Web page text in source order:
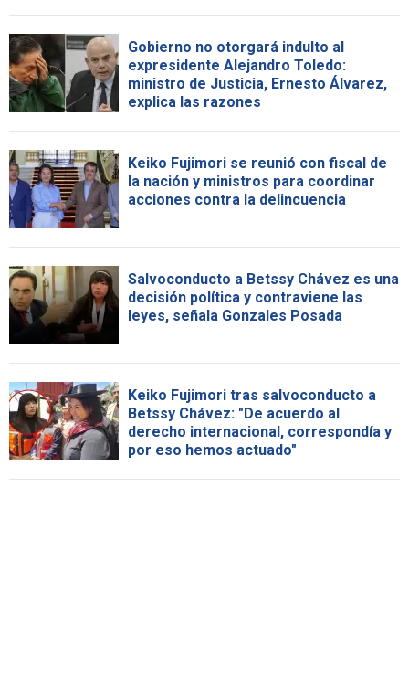
Gobierno no otorgará indulto al
expresidente Alejandro Toledo:
ministro de Justicia, Ernesto Álvarez,
explica las razones
Keiko Fujimori se reunió con fiscal de
la nación y ministros para coordinar
acciones contra la delincuencia
Salvoconducto a Betssy Chávez es una
decisión política y contraviene las
leyes, señala Gonzales Posada
Keiko Fujimori tras salvoconducto a
Betssy Chávez: "De acuerdo al
derecho internacional, correspondía y
por eso hemos actuado"